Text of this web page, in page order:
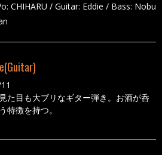
CHIHARU / Guitar: Eddie / Bass: Nobu
た目も大ブリなギター弾き。お酒が呑
特徴を持つ。